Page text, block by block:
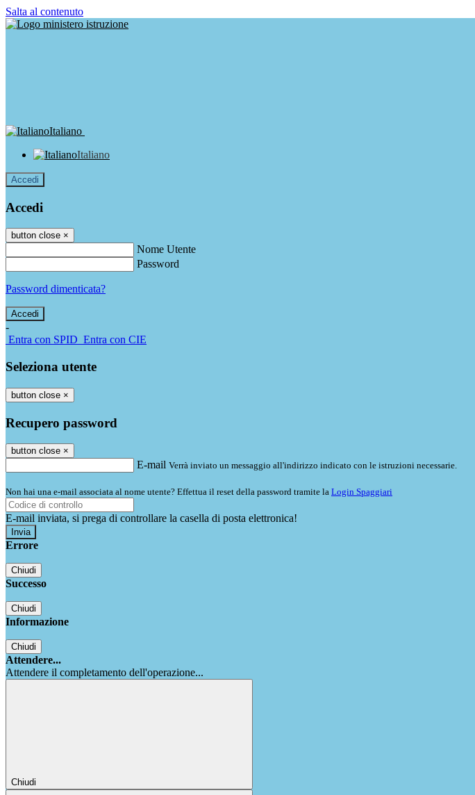
Salta al contenuto
Italiano
Italiano
Accedi
Accedi
button close ×
Nome Utente
Password
Password dimenticata?
-
Entra con SPID Entra con CIE
Seleziona utente
button close ×
Recupero password
button close ×
E-mail Verrà inviato un messaggio all'indirizzo indicato con le istruzioni necessarie.
Non hai una e-mail associata al nome utente? Effettua il reset della password tramite la Login Spaggiari
E-mail inviata, si prega di controllare la casella di posta elettronica!
Errore
Chiudi
Successo
Chiudi
Informazione
Chiudi
Attendere...
Attendere il completamento dell'operazione...
Chiudi